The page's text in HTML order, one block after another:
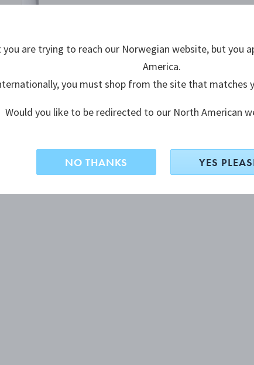
are trying to reach our Norwegian website, but you
America.
you must shop from the site that matches
Would you like to be redirected to our North American
NO THANKS YES